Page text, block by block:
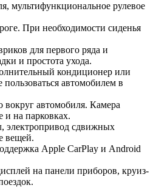
мультифункциональное рулевое
При необходимости сиденья
для первого ряда и
и простота ухода.
кондиционер или
автомобилем в
вокруг автомобиля. Камера
и на парковках.
электропривод сдвижных
вещей.
Apple CarPlay и Android
на панели приборов, круиз-